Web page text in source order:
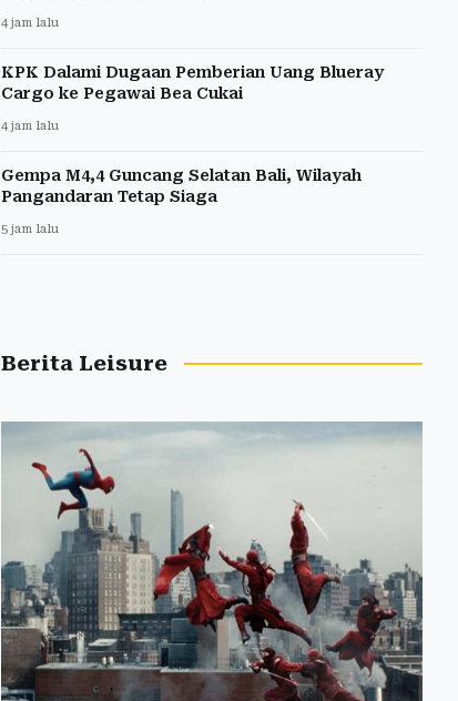
4 jam lalu
KPK Dalami Dugaan Pemberian Uang Blueray
Cargo ke Pegawai Bea Cukai
4 jam lalu
Gempa M4,4 Guncang Selatan Bali, Wilayah
Pangandaran Tetap Siaga
5 jam lalu
Berita Leisure